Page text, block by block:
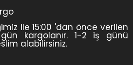
ile 15:00 'dan önce verilen
kargolanır. 1-2 iş günü
alabilirsiniz.